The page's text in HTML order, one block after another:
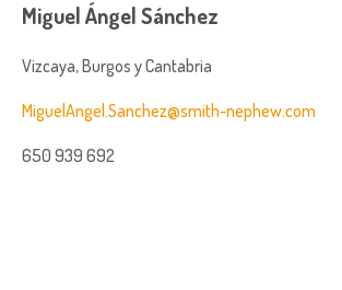
Miguel Ángel Sánchez
Vizcaya, Burgos y Cantabria
MiguelAngel.Sanchez@smith-nephew.com
650 939 692